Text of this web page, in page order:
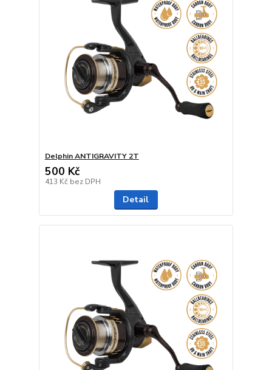
Delphin ANTIGRAVITY 2T
500 Kč
413 Kč bez DPH
Detail